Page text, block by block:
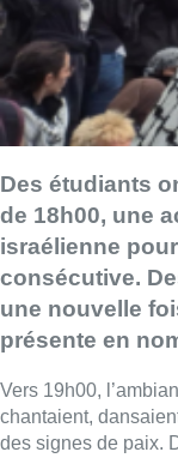
Des étudiants
de 18h00, une
israélienne
consécutive.
une nouvelle
présente en
Vers 19h00,
chantaient,
des signes de paix.